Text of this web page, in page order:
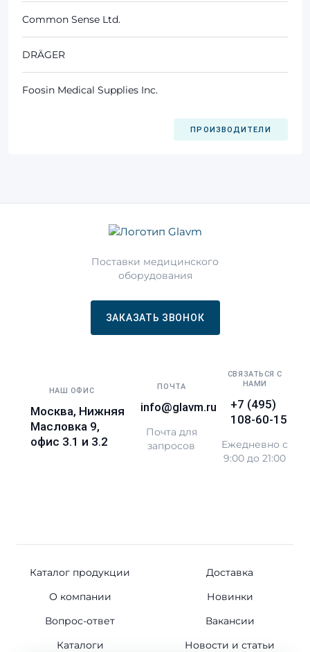
Common Sense Ltd.
DRÄGER
Foosin Medical Supplies Inc.
ПРОИЗВОДИТЕЛИ
Поставки медицинского
оборудования
ЗАКАЗАТЬ ЗВОНОК
НАШ ОФИС
Москва, Нижняя
Масловка 9,
офис 3.1 и 3.2
ПОЧТА
info@glavm.ru
Почта для
запросов
СВЯЗАТЬСЯ С
НАМИ
+7 (495)
108-60-15
Ежедневно с
9:00 до 21:00
Каталог продукции
Доставка
О компании
Новинки
Вопрос-ответ
Вакансии
Каталоги
Новости и статьи